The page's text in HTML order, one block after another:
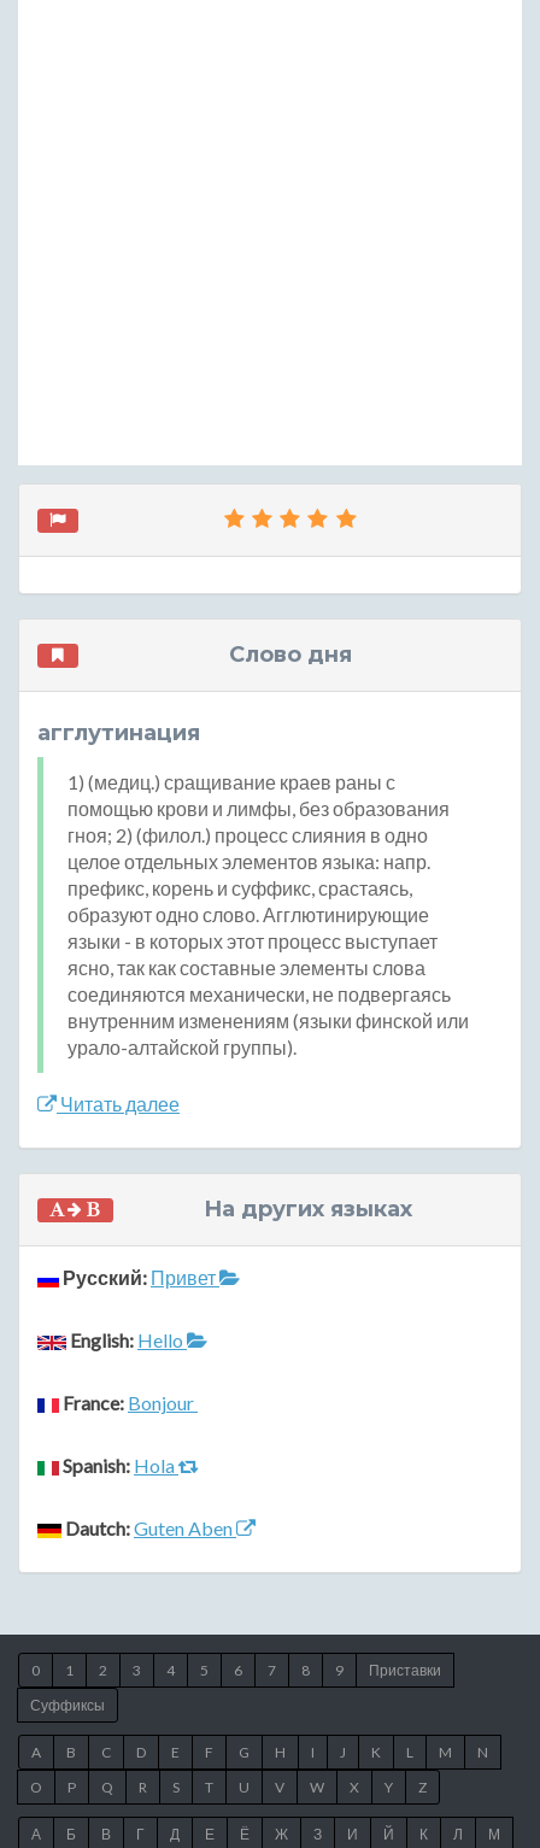
Слово дня
агглутинация
1) (медиц.) сращивание краев раны с
помощью крови и лимфы, без образования
гноя; 2) (филол.) процесс слияния в одно
целое отдельных элементов языка: напр.
префикс, корень и суффикс, срастаясь,
образуют одно слово. Агглютинирующие
языки - в которых этот процесс выступает
ясно, так как составные элементы слова
соединяются механически, не подвергаясь
внутренним изменениям (языки финской или
урало-алтайской группы).
Читать далее
На других языках
Русский: Привет
English: Hello
France: Bonjour
Spanish: Hola
Dautch:Guten Aben
0 1 2 3 4 5 6 7 8 9
Приставки
Суффиксы
A B C D E F G H I J K L M
N
O
P Q R S T U V W X Y Z
А Б В Г Д Е Ё Ж З И Й К Л М